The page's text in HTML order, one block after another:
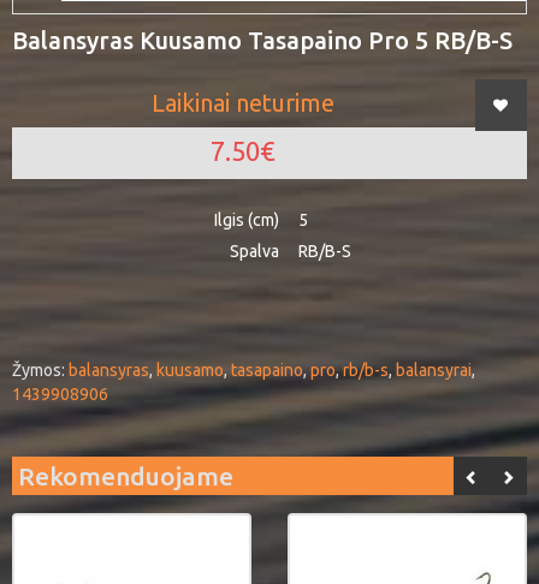
Balansyras Kuusamo Tasapaino Pro 5 RB/B-S
Laikinai neturime
7.50€
Ilgis (cm)
5
Spalva
RB/B-S
Žymos: balansyras, kuusamo, tasapaino,pro,rb/b-s, balansyrai,
1439908906
Rekomenduojame